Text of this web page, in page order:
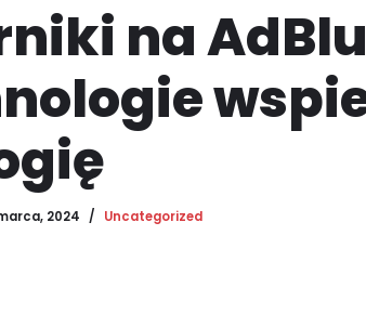
na
2024 Uncategorized